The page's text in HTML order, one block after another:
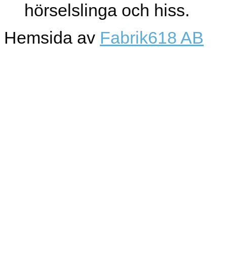
hörselslinga och hiss.
Hemsida av Fabrik618 AB